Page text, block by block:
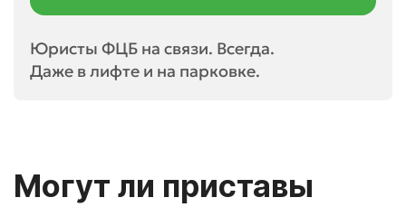
Юристы ФЦБ на связи. Всегда.
Даже в лифте и на парковке.
Могут ли приставы